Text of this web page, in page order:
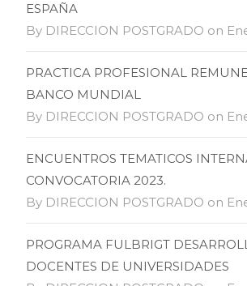
ESPAÑA
By DIRECCION POSTGRADO on
PRACTICA PROFESIONAL
BANCO MUNDIAL
By DIRECCION POSTGRADO on
ENCUENTROS TEMATICOS
CONVOCATORIA 2023.
By DIRECCION POSTGRADO on
PROGRAMA FULBRIGT
DOCENTES DE UNIVERSIDADES